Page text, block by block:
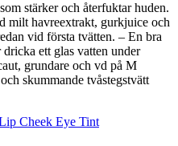
stärker och återfuktar huden.
milt havreextrakt, gurkjuice och
vid första tvätten. – En bra
ett glas vatten under
grundare och vd på M
skummande tvåstegstvätt